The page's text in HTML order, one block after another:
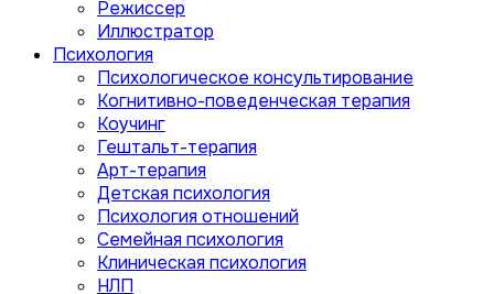
Режиссер
Иллюстратор
Психология
Психологическое консультирование
Когнитивно-поведенческая терапия
Коучинг
Гештальт-терапия
Арт-терапия
Детская психология
Психология отношений
Семейная психология
Клиническая психология
НЛП